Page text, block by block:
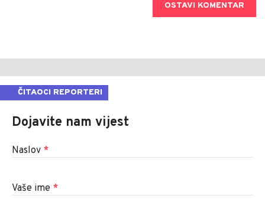
OSTAVI KOMENTAR
ČITAOCI REPORTERI
Dojavite nam vijest
Naslov *
Vaše ime *